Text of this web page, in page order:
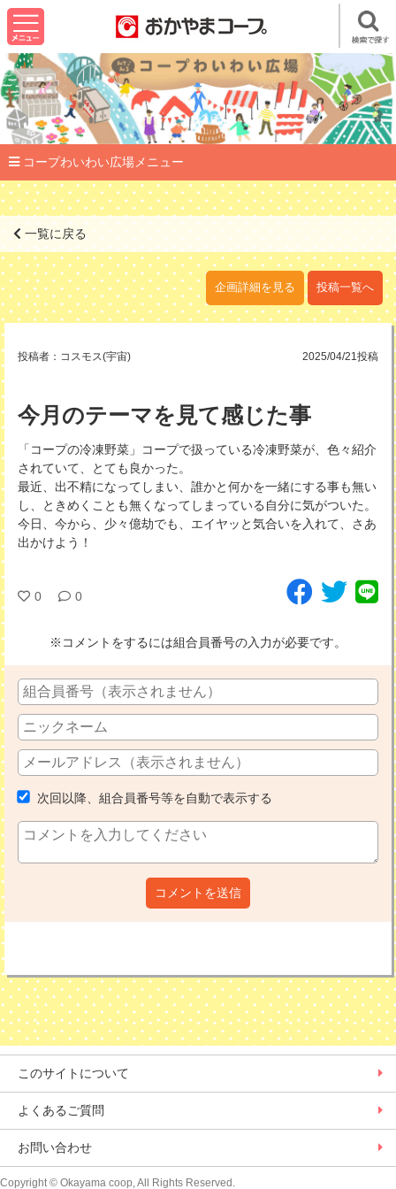
コープわいわい広場メニュー
一覧に戻る
企画詳細を見る 投稿一覧へ
投稿者： コスモス(宇宙) 2025/04/21投稿
今月のテーマを見て感じた事
「コープの冷凍野菜」コープで扱っている冷凍野菜が、色々紹介
されていて、とても良かった。
最近、出不精になってしまい、誰かと何かを一緒にする事も無い
し、ときめくことも無くなってしまっている自分に気がついた。
今日、今から、少々億劫でも、エイヤッと気合いを入れて、さあ
出かけよう！
0 0
※コメントをするには組合員番号の入力が必要です。
次回以降、組合員番号等を自動で表示する
コメントを送信
このサイトについて
よくあるご質問
お問い合わせ
Copyright© Okayama coop, All Rights Reserved.